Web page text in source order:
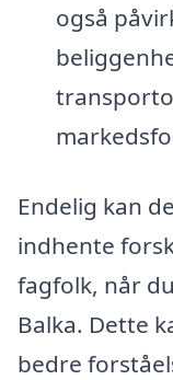
også
Endelig kan
indhente
fagfolk, når
Balka. Dette
bedre